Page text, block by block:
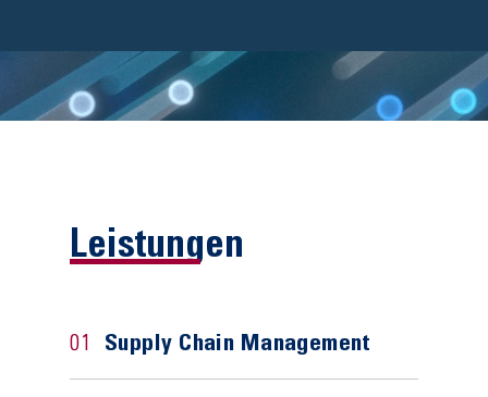
Leistungen
01 Supply Chain Management